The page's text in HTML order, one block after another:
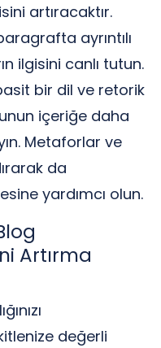
artıracaktır.
ayrıntılı
ilgisini canlı tutun.
bir dil ve retorik
içeriğe daha
Metaforlar ve
da
yardımcı olun.
Artırma
değerli